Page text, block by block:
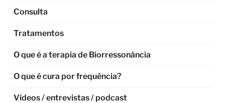
Consulta
Tratamentos
O que é a terapia de Biorressonância
O que é cura por frequência?
Vídeos / entrevistas / podcast